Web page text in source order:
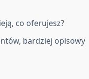
co oferujesz?
bardziej opisowy